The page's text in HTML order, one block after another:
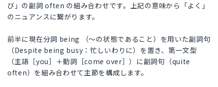
び」の副詞 often の組み合わせです。上記の意味から「よく」
のニュアンスに繋がります。
前半に現在分詞 being （～の状態であること）を用いた副詞句
（Despite being busy：忙しいわりに）を置き、第一文型
（主語［you］＋動詞［come over］）に副詞句（quite
often）を組み合わせて主節を構成します。